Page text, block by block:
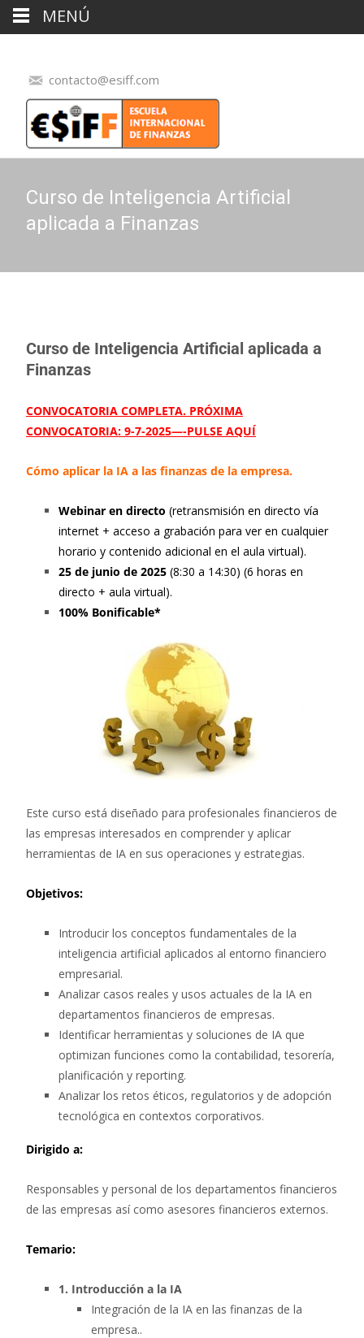
contacto@esiff.com
Curso de Inteligencia Artificial
aplicada a Finanzas
Curso de Inteligencia Artificial aplicada a
Finanzas
CONVOCATORIA COMPLETA. PRÓXIMA
CONVOCATORIA: 9-7-2025—-PULSE AQUÍ
Cómo aplicar la IA a las finanzas de la empresa.
Webinar en directo (retransmisión en directo vía
internet + acceso a grabación para ver en cualquier
horario y contenido adicional en el aula virtual).
25 de junio de 2025 (8:30 a 14:30) (6 horas en
directo + aula virtual).
100% Bonificable*
Este curso está diseñado para profesionales financieros de
las empresas interesados en comprender y aplicar
herramientas de IA en sus operaciones y estrategias.
Objetivos:
Introducir los conceptos fundamentales de la
inteligencia artificial aplicados al entorno financiero
empresarial.
Analizar casos reales y usos actuales de la IA en
departamentos financieros de empresas.
Identificar herramientas y soluciones de IA que
optimizan funciones como la contabilidad, tesorería,
planificación y reporting.
Analizar los retos éticos, regulatorios y de adopción
tecnológica en contextos corporativos.
Dirigido a:
Responsables y personal de los departamentos financieros
de las empresas así como asesores financieros externos.
Temario:
1. Introducción a la IA
Integración de la IA en las finanzas de la
empresa..
MENÚ